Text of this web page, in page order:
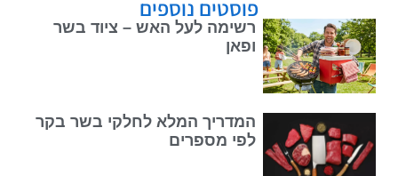
פוסטים נוספים
רשימה לעל האש – ציוד בשר
ופאן
המדריך המלא לחלקי בשר בקר
לפי מספרים